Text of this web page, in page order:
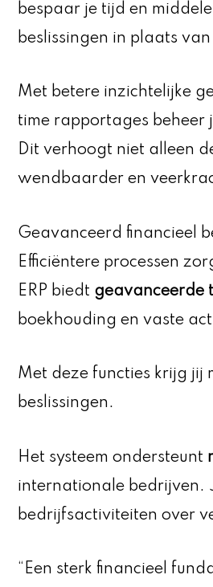
bespaar je tijd en
beslissingen in plaats
Met betere inzichtelijke
time rapportages beheer
Dit verhoogt niet alleen
wendbaarder en
Geavanceerd financieel
Efficiëntere processen
ERP biedt geavanceerde
boekhouding en vaste
Met deze functies krijg jij
beslissingen.
Het systeem ondersteunt
internationale bedrijven.
bedrijfsactiviteiten over
“Een sterk financieel